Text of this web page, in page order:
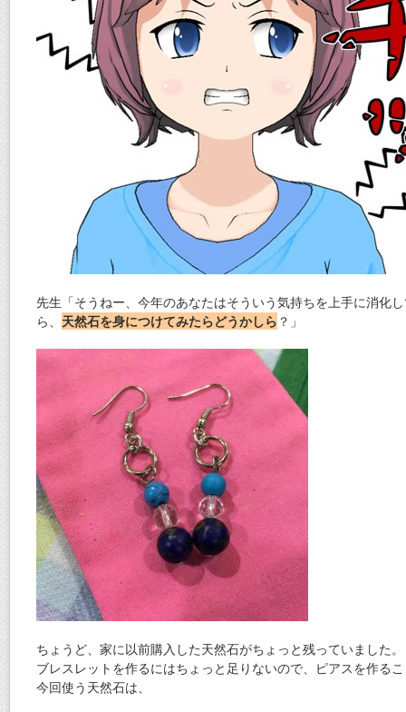
先生「そうねー、今年のあなたはそういう気持ちを上手に消化
ら、 天然石を身につけてみたらどうかしら ？」
ちょうど、家に以前購入した天然石がちょっと残っていました。
ブレスレットを作るにはちょっと足りないので、ピアスを作る
今回使う天然石は、